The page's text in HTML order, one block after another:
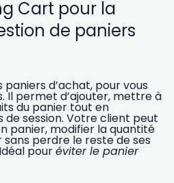
Cart pour la
de paniers
paniers d’achat, pour vous
Il permet d’ajouter, mettre à
du panier tout en
session. Votre client peut
panier, modifier la quantité
perdre le reste de ses
pouréviter le panier